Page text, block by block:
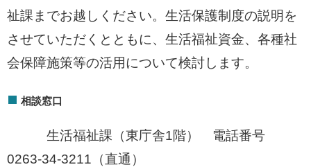
祉課までお越しください。生活保護制度の説明を
させていただくとともに、生活福祉資金、各種社
会保障施策等の活用について検討します。
相談窓口
生活福祉課（東庁舎1階） 電話番号
0263-34-3211（直通）